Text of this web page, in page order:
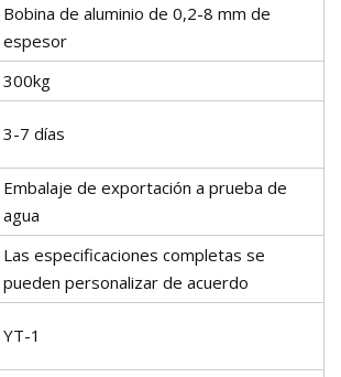
Bobina de aluminio de 0,2-8 mm de
espesor
300kg
3-7 días
Embalaje de exportación a prueba de
agua
Las especificaciones completas se
pueden personalizar de acuerdo
YT-1